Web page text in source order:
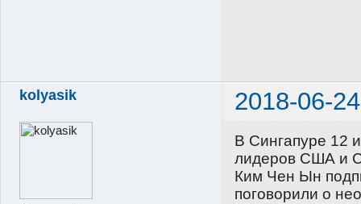
kolyasik 2018-06-
В Сингапуре 12
лидеров США и
Ким Чен Ын
поговорили о